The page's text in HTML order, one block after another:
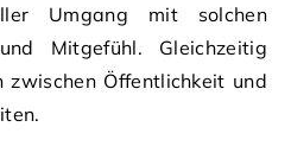
Umgang mit solchen
Mitgefühl. Gleichzeitig
Öffentlichkeit und